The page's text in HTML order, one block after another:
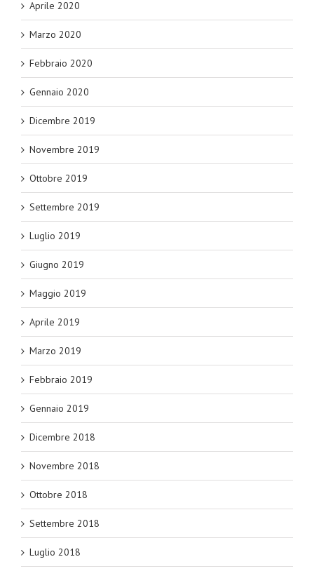
Aprile 2020
Marzo 2020
Febbraio 2020
Gennaio 2020
Dicembre 2019
Novembre 2019
Ottobre 2019
Settembre 2019
Luglio 2019
Giugno 2019
Maggio 2019
Aprile 2019
Marzo 2019
Febbraio 2019
Gennaio 2019
Dicembre 2018
Novembre 2018
Ottobre 2018
Settembre 2018
Luglio 2018